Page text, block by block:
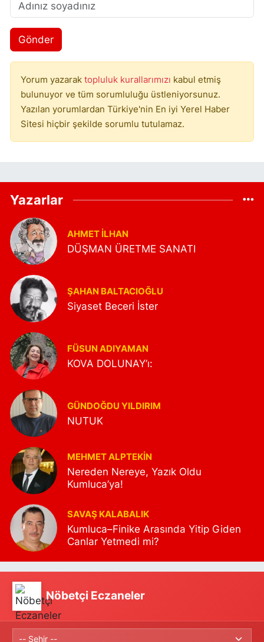
Gönder
Yorum yazarak topluluk kurallarımızı kabul etmiş
bulunuyor ve tüm sorumluluğu üstleniyorsunuz.
Yazılan yorumlardan Türkiye'nin En iyi Yerel Haber
Sitesi hiçbir şekilde sorumlu tutulamaz.
Yazarlar
AHMET İLHAN
DÜŞMAN ÜRETME SANATI
ŞAHAN BALTACIOĞLU
Siyaset Beceri İster
FÜSUN ADIYAMAN
KOVA DOLUNAY’ı:
GÜNDOĞDU YILDIRIM
NUTUK
MEHMET ALPTEKİN
Nereden Nereye, Yazık Oldu
Kumluca’ya!
SAVAŞ KALABALIK
Kumluca–Finike Arasında Yitip Giden
Canlar Yetmedi mi?
Nöbetçi Eczaneler